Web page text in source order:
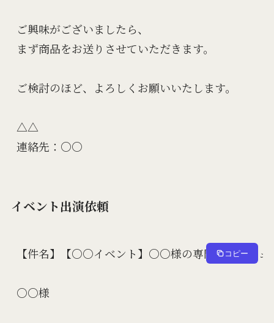
ご興味がございましたら、
まず商品をお送りさせていただきます。
ご検討のほど、よろしくお願いいたします。
△△
イベント出演依頼
【件名】【○○イベント】○○様の専門知識をシェ
○○様
コピー